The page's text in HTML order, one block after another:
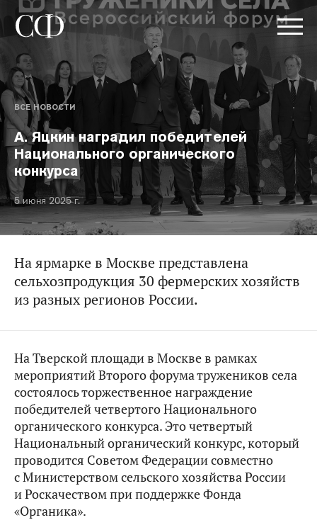
ВСЕ НОВОСТИ
А. Яцкин наградил победителей
Национального органического
конкурса
5 июня 2025 г.
На ярмарке в Москве представлена
сельхозпродукция 30 фермерских хозяйств
из разных регионов России.
На Тверской площади в Москве в рамках
мероприятий Второго форума тружеников села
состоялось торжественное награждение
победителей четвертого Национального
органического конкурса. Это четвертый
Национальный органический конкурс, который
проводится Советом Федерации совместно
с Министерством сельского хозяйства России
и Роскачеством при поддержке Фонда
«Органика».